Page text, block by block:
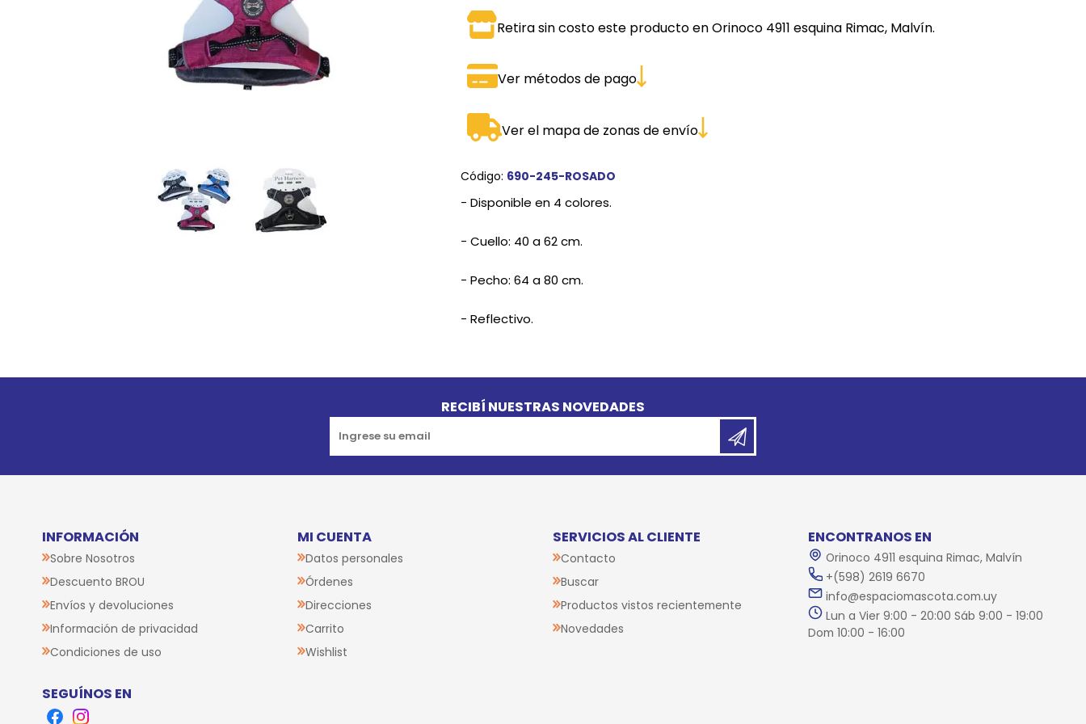
JUGUETES
COMEDEROS Y BEBEDEROS
ROPA
THREE CATS
Retira sin costo este producto en Orinoco 4911 esquina Rimac, Malvín.
Ver métodos de pago
Ver el mapa de zonas de envío
Código: 690-245-ROSADO
- Disponible en 4 colores.
- Cuello: 40 a 62 cm.
- Pecho: 64 a 80 cm.
- Reflectivo.
RECIBÍ NUESTRAS NOVEDADES
INFORMACIÓN
Sobre Nosotros
Descuento BROU
Envíos y devoluciones
Información de privacidad
Condiciones de uso
MI CUENTA
Datos personales
Órdenes
Direcciones
Carrito
Wishlist
SERVICIOS AL CLIENTE
Contacto
Buscar
Productos vistos recientemente
Novedades
ENCONTRANOS EN
Orinoco 4911 esquina Rimac, Malvín
+(598) 2619 6670
info@espaciomascota.com.uy
Lun a Vier 9:00 - 20:00 Sáb 9:00 - 19:00
Dom 10:00 - 16:00
SEGUÍNOS EN